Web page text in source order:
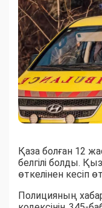
Қаза болған 12
белгілі болды.
өткелінен кесіп
Полицияның